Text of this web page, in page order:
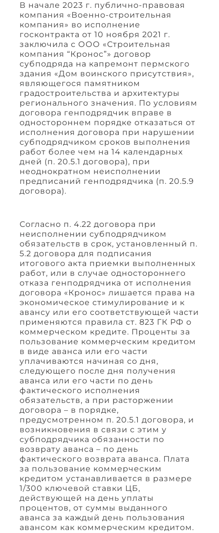
В начале 2023 г. публично-правовая
компания «Военно-строительная
компания» во исполнение
госконтракта от 10 ноября 2021 г.
заключила с ООО «Строительная
компания “Кронос”» договор
субподряда на капремонт пермского
здания «Дом воинского присутствия»,
являющегося памятником
градостроительства и архитектуры
регионального значения. По условиям
договора генподрядчик вправе в
одностороннем порядке отказаться от
исполнения договора при нарушении
субподрядчиком сроков выполнения
работ более чем на 14 календарных
дней (п. 20.5.1 договора), при
неоднократном неисполнении
предписаний генподрядчика (п. 20.5.9
договора).
Согласно п. 4.22 договора при
неисполнении субподрядчиком
обязательств в срок, установленный п.
5.2 договора для подписания
итогового акта приемки выполненных
работ, или в случае одностороннего
отказа генподрядчика от исполнения
договора «Кронос» лишается права на
экономическое стимулирование и к
авансу или его соответствующей части
применяются правила ст. 823 ГК РФ о
коммерческом кредите. Проценты за
пользование коммерческим кредитом
в виде аванса или его части
уплачиваются начиная со дня,
следующего после дня получения
аванса или его части по день
фактического исполнения
обязательств, а при расторжении
договора – в порядке,
предусмотренном п. 20.5.1 договора, и
возникновения в связи с этим у
субподрядчика обязанности по
возврату аванса – по день
фактического возврата аванса. Плата
за пользование коммерческим
кредитом устанавливается в размере
1/300 ключевой ставки ЦБ,
действующей на день уплаты
процентов, от суммы выданного
аванса за каждый день пользования
авансом как коммерческим кредитом.